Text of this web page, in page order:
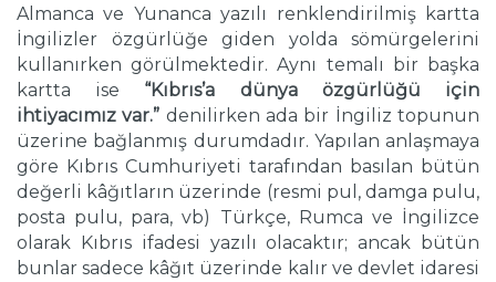
Almanca ve Yunanca yazılı renklendirilmiş kartta
İngilizler özgürlüğe giden yolda sömürgelerini
kullanırken görülmektedir. Aynı temalı bir başka
kartta ise “Kıbrıs’a dünya özgürlüğü için
ihtiyacımız var.” denilirken ada bir İngiliz topunun
üzerine bağlanmış durumdadır. Yapılan anlaşmaya
göre Kıbrıs Cumhuriyeti tarafından basılan bütün
değerli kâğıtların üzerinde (resmi pul, damga pulu,
posta pulu, para, vb) Türkçe, Rumca ve İngilizce
olarak Kıbrıs ifadesi yazılı olacaktır; ancak bütün
bunlar sadece kâğıt üzerinde kalır ve devlet idaresi